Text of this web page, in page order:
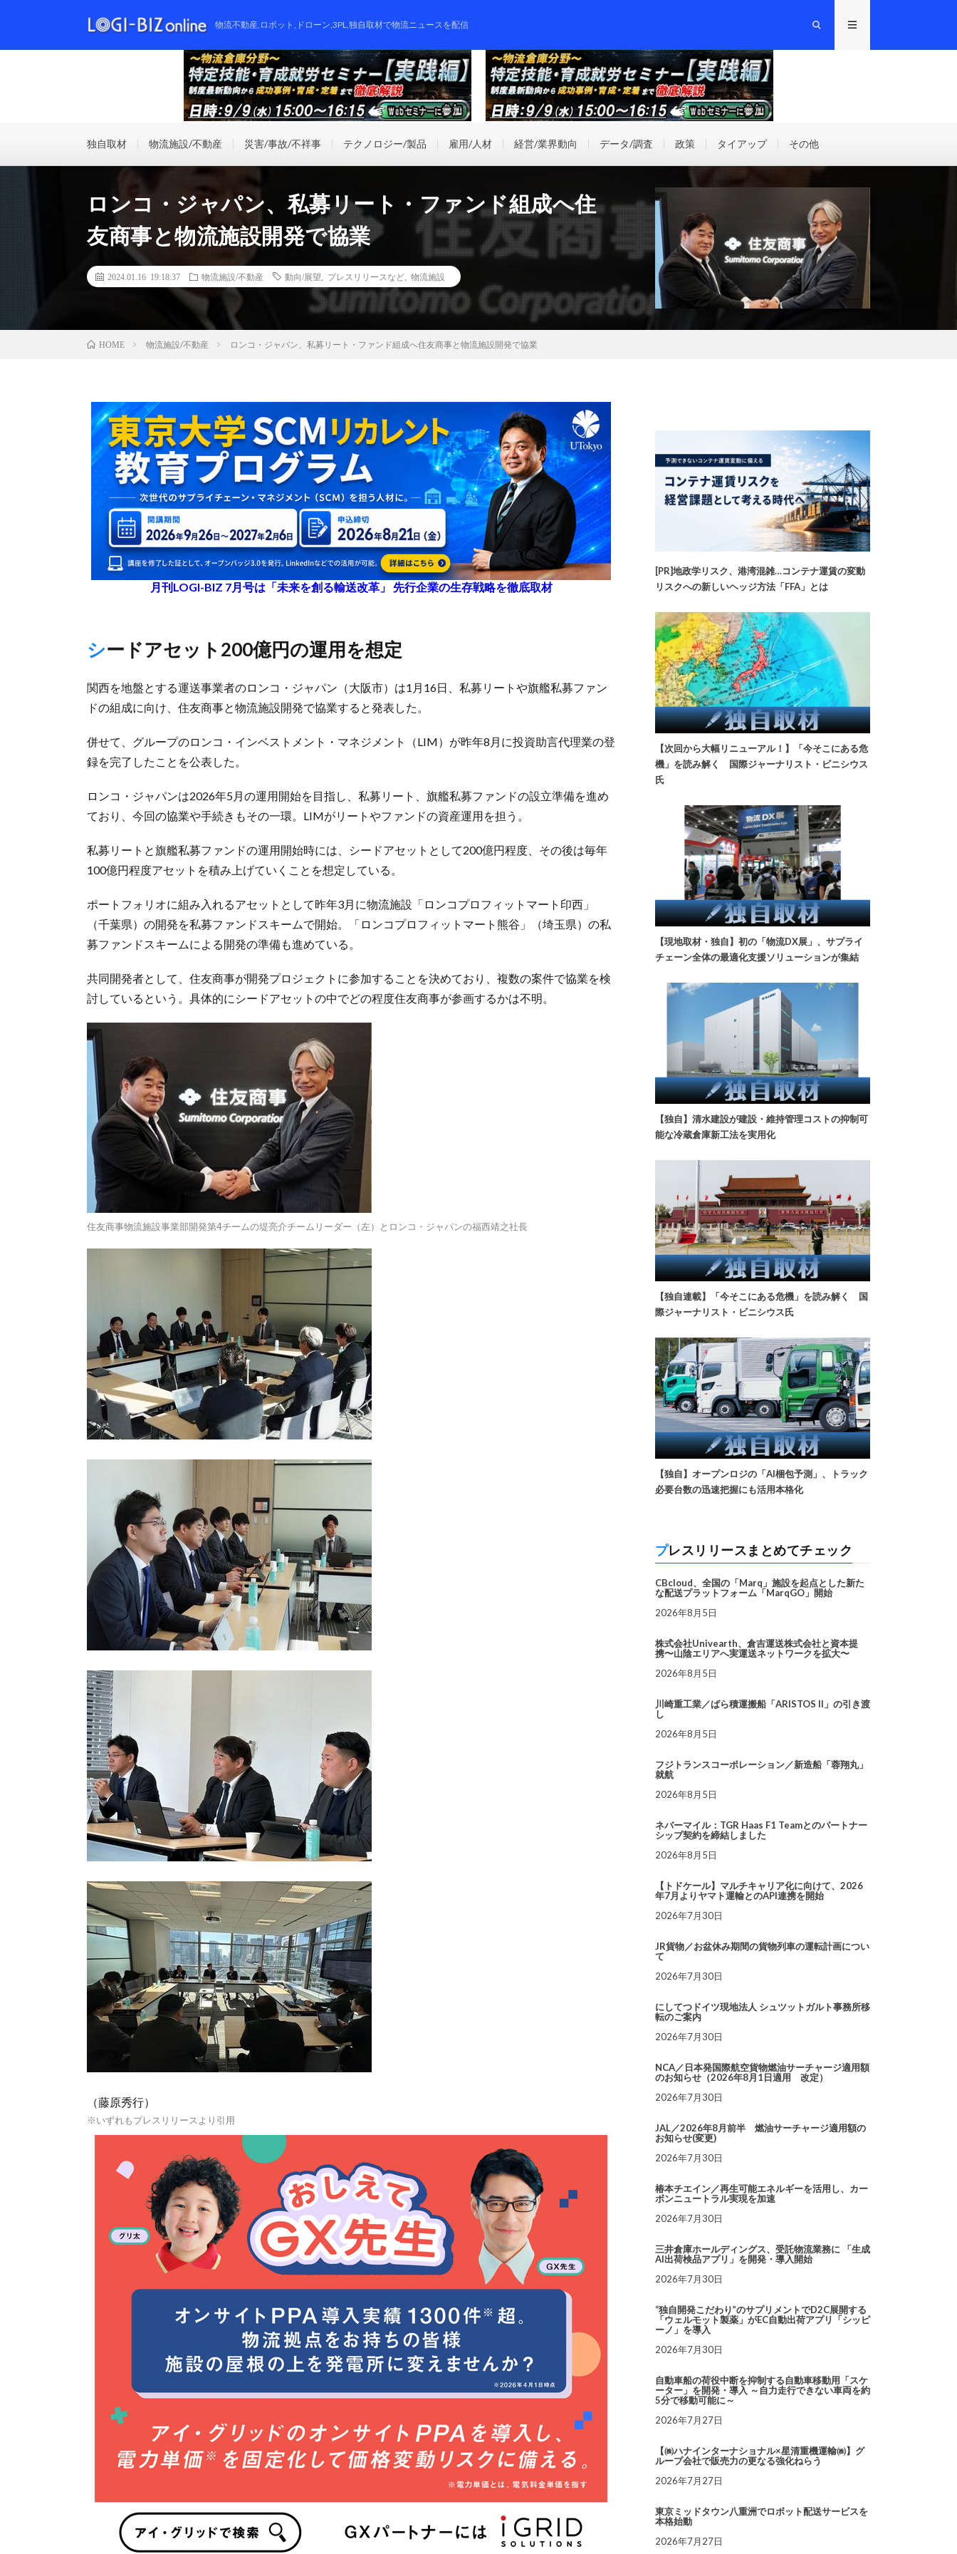
物流不動産,ロボット,ドローン,3PL,独自取材で物流ニュースを配信
独自取材 物流施設/不動産 災害/事故/不祥事 テクノロジー/製品 雇用/人材 経営/業界動向 データ/調査 政策 タイアップ その他
ロンコ・ジャパン、私募リート・ファンド組成へ住
友商事と物流施設開発で協業
2024.01.16 19:18:37 物流施設/不動産 動向/展望 プレスリリースなど 物流施設
HOME 物流施設/不動産 ロンコ・ジャパン、私募リート・ファンド組成へ住友商事と物流施設開発で協業
月刊LOGI-BIZ 7月号は「未来を創る輸送改革」 先行企業の生存戦略を徹底取材
シードアセット200億円の運用を想定
関西を地盤とする運送事業者のロンコ・ジャパン（大阪市）は1月16日、私募リートや旗艦私募ファン
ドの組成に向け、住友商事と物流施設開発で協業すると発表した。
併せて、グループのロンコ・インベストメント・マネジメント（LIM）が昨年8月に投資助言代理業の登
録を完了したことを公表した。
ロンコ・ジャパンは2026年5月の運用開始を目指し、私募リート、旗艦私募ファンドの設立準備を進め
ており、今回の協業や手続きもその一環。LIMがリートやファンドの資産運用を担う。
私募リートと旗艦私募ファンドの運用開始時には、シードアセットとして200億円程度、その後は毎年
100億円程度アセットを積み上げていくことを想定している。
ポートフォリオに組み入れるアセットとして昨年3月に物流施設「ロンコプロフィットマート印西」
（千葉県）の開発を私募ファンドスキームで開始。「ロンコプロフィットマート熊谷」（埼玉県）の私
募ファンドスキームによる開発の準備も進めている。
共同開発者として、住友商事が開発プロジェクトに参加することを決めており、複数の案件で協業を検
討しているという。具体的にシードアセットの中でどの程度住友商事が参画するかは不明。
住友商事物流施設事業部開発第4チームの堤亮介チームリーダー（左）とロンコ・ジャパンの福西靖之社長
（藤原秀行）
※いずれもプレスリリースより引用
[PR]地政学リスク、港湾混雑…コンテナ運賃の変動
リスクへの新しいヘッジ方法「FFA」とは
【次回から大幅リニューアル！】「今そこにある危
機」を読み解く 国際ジャーナリスト・ビニシウス
氏
【現地取材・独自】初の「物流DX展」、サプライ
チェーン全体の最適化支援ソリューションが集結
【独自】清水建設が建設・維持管理コストの抑制可
能な冷蔵倉庫新工法を実用化
【独自連載】「今そこにある危機」を読み解く 国
際ジャーナリスト・ビニシウス氏
【独自】オープンロジの「AI梱包予測」、トラック
必要台数の迅速把握にも活用本格化
プレスリリースまとめてチェック
CBcloud、全国の「Marq」施設を起点とした新た
な配送プラットフォーム「MarqGO」開始
2026年8月5日
株式会社Univearth、倉吉運送株式会社と資本提
携〜山陰エリアへ実運送ネットワークを拡大〜
2026年8月5日
川崎重工業／ばら積運搬船「ARISTOS II」の引き渡
し
2026年8月5日
フジトランスコーポレーション／新造船「蓉翔丸」
就航
2026年8月5日
ネバーマイル：TGR Haas F1 Teamとのパートナー
シップ契約を締結しました
2026年8月5日
【トドケール】マルチキャリア化に向けて、2026
年7月よりヤマト運輸とのAPI連携を開始
2026年7月30日
JR貨物／お盆休み期間の貨物列車の運転計画につい
て
2026年7月30日
にしてつドイツ現地法人 シュツットガルト事務所移
転のご案内
2026年7月30日
NCA／日本発国際航空貨物燃油サーチャージ適用額
のお知らせ（2026年8月1日適用 改定）
2026年7月30日
JAL／2026年8月前半 燃油サーチャージ適用額の
お知らせ(変更)
2026年7月30日
椿本チエイン／再生可能エネルギーを活用し、カー
ボンニュートラル実現を加速
2026年7月30日
三井倉庫ホールディングス、受託物流業務に 「生成
AI出荷検品アプリ」を開発・導入開始
2026年7月30日
“独自開発こだわり”のサプリメントでD2C展開する
「ウェルモット製薬」がEC自動出荷アプリ「シッピ
ーノ」を導入
2026年7月30日
自動車船の荷役中断を抑制する自動車移動用「スケ
ーター」を開発・導入 ～自力走行できない車両を約
5分で移動可能に～
2026年7月27日
【㈱ハナインターナショナル×星清重機運輸㈱】グ
ループ会社で販売力の更なる強化ねらう
2026年7月27日
東京ミッドタウン八重洲でロボット配送サービスを
本格始動
2026年7月27日